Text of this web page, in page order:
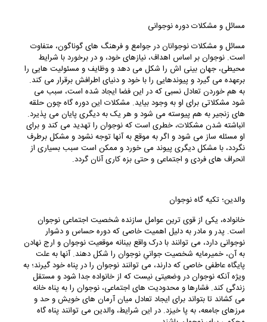
مسائل و مشکلات دوره نوجوانی
مسائل و مشکلات نوجوانان در جوامع و فرهنگ های گوناگون، متفاوت
است. نوجوان بر اساس اهداف، نیازهای خود، و در برخورد با شرایط
محیطی، جهان بینی اش را شکل می دهد و وظایف و مسئولیت هایی را
برعهده می گیرد و پیوندهایی را با خود و دنیای اطرافش برقرار می کند.
به هم خوردن تعادل نسبی که در این فضا ایجاد شده است، سبب می
شود مشکلاتی برای او به وجود بیاید. مشکلات این دوره گاه چون حلقه
های زنجیر به هم پیوسته می شود و هر یک به دیگری پایان می پذیرد.
انباشته شدن مشکلات، خطری است که نوجوان را تهدید می کند و برای
او مسئله ساز می شود و اگر به موقع به آنها توجه نشود و مشکل برطرف
نگردد، با مشکل دیگری پیوند می خورد و ممکن است سبب بسیاری از
انحراف های فردی و اجتماعی و حتی بزه کاری آنان گردد.
والدین؛ تکیه گاه نوجوان
خانواده، یکی از قوی ترین عوامل سازنده شخصیت اجتماعی نوجوان
است. پدر و مادر به دلیل اهمیت خاصی که دوره حساس و دشوار
نوجوانی دارد، می توانند با درک واقع بینانه موقعیت نوجوان و ارج نهادن
به آن، خمیرمایه شخصیت جوانیِ نوجوان را شکل دهند. آنها به علت
پایگاه عاطفی خاصی که دارند، می توانند نوجوان را در پناه خود گیرند؛ به
ویژه آنکه نوجوان در وضعیتی نیست که از خانواده جدا شود و مستقل
زندگی کند. فشارها و محدودیت های اجتماعی، نوجوان را به پناه خانه
می کشاند تا بتواند برای ایجاد تعادل میان آرمان های خویش و حد و
مرزهای جامعه، به پا خیزد. در این شرایط، والدین می توانند پناه گاه